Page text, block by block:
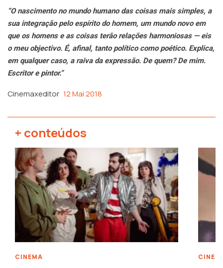
“O nascimento no mundo humano das coisas mais simples, a
sua integração pelo espírito do homem, um mundo novo em
que os homens e as coisas terão relações harmoniosas — eis
o meu objectivo. É, afinal, tanto político como poético. Explica,
em qualquer caso, a raiva da expressão. De quem? De mim.
Escritor e pintor.”
Cinemaxeditor 12 Mai 2018
+ conteúdos
CINEMA